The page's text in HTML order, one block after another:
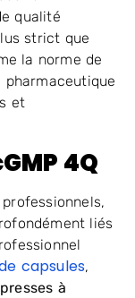
qualité
strict que
la norme de
et
4Q
liés
capsules,
presses à